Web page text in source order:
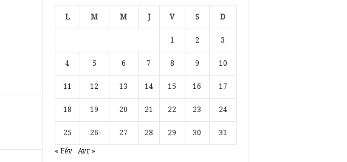
L M M J V S D
1 2 3
4 5 6 7 8 9 10
11 12 13 14 15 16 17
18 19 20 21 22 23 24
25 26 27 28 29 30 31
« Fév Avr »